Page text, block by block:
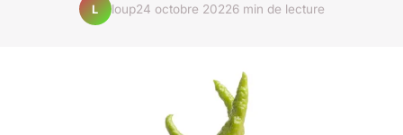
L loup24 octobre 20226 min de lecture